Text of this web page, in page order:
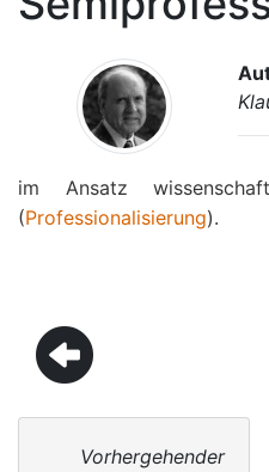
im Ansatz
(Professionalisierung).
Vorhergehender